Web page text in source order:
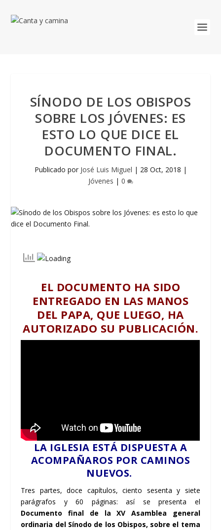
SÍNODO DE LOS OBISPOS
SOBRE LOS JÓVENES: ES
ESTO LO QUE DICE EL
DOCUMENTO FINAL.
Publicado por José Luis Miguel | 28 Oct, 2018 |
Jóvenes | 0
EL DOCUMENTO HA SIDO
ENTREGADO EN LAS MANOS
DEL PAPA, QUE LUEGO, HA
AUTORIZADO SU PUBLICACIÓN.
LA IGLESIA ESTÁ DISPUESTA A
ACOMPAÑAROS POR CAMINOS
NUEVOS.
Tres partes, doce capítulos, ciento sesenta y siete
parágrafos y 60 páginas: así se presenta el
Documento final de la XV Asamblea general
ordinaria del Sínodo de los Obispos, sobre el tema